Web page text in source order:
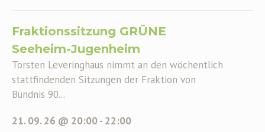
Fraktionssitzung GRÜNE
Seeheim-Jugenheim
Torsten Leveringhaus nimmt an den wöchentlich
stattfindenden Sitzungen der Fraktion von
Bündnis 90...
21. 09. 26 @ 20:00- 22:00